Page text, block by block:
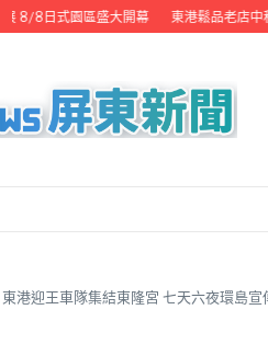
8/8日式園區盛大開幕 東港鬆品老店中秋
東港迎王車隊集結東隆宮 七天六夜環島宣